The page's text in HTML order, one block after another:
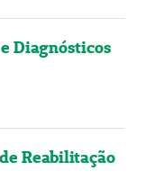
Diagnósticos
Reabilitação